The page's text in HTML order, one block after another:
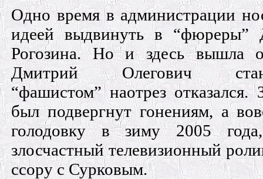
Одно время в администрации
идеей выдвинуть в “фюреры”
Рогозина. Но и здесь вышла
Дмитрий Олегович
“фашистом” наотрез отказался.
был подвергнут гонениям, а
голодовку в зиму 2005
злосчастный телевизионный
ссору с Сурковым.